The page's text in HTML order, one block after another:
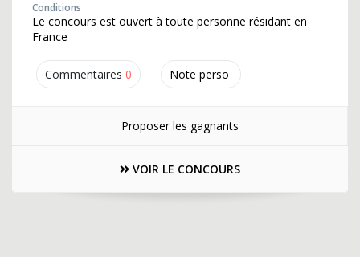
Commentaires 0 Note perso
Conditions
Le concours est ouvert à toute personne résidant en
France
Proposer les gagnants
VOIR LE CONCOURS